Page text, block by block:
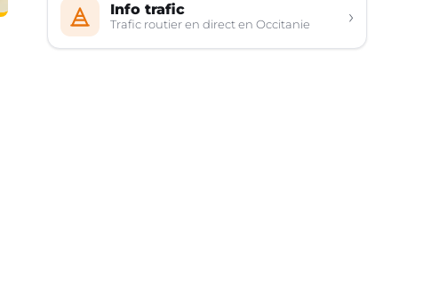
Info trafic
Trafic routier en direct en Occitanie ›